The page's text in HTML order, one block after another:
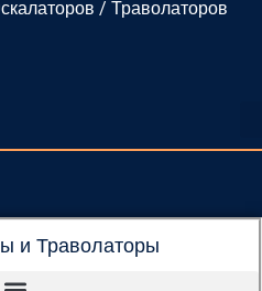
/ Траволаторов
и Траволаторы